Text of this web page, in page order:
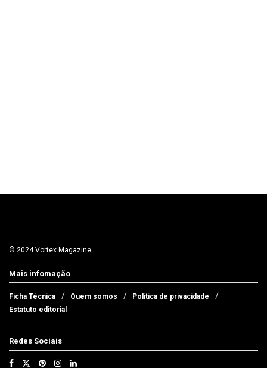
© 2024 Vortex Magazine
Mais infomação
Ficha Técnica Quem somos
Política de privacidade
Estatuto editorial
Redes Sociais